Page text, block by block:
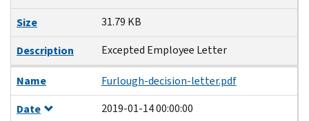
Size
31.79 KB
Description
Excepted Employee Letter
Name
Furlough-decision-letter.pdf
Date
2019-01-14 00:00:00